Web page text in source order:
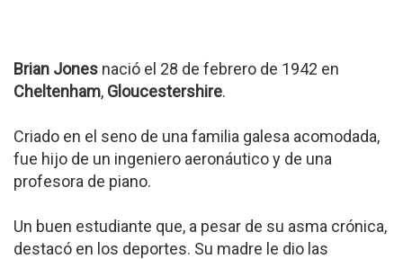
Brian Jones nació el 28 de febrero de 1942 en
Cheltenham, Gloucestershire.
Criado en el seno de una familia galesa acomodada,
fue hijo de un ingeniero aeronáutico y de una
profesora de piano.
Un buen estudiante que, a pesar de su asma crónica,
destacó en los deportes. Su madre le dio las